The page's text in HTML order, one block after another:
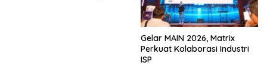
Gelar MAIN 2026, Matrix
Perkuat Kolaborasi Industri
ISP